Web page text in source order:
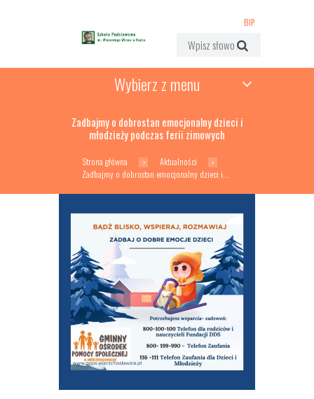
BIP
Wybierz z menu
Zadbajmy o dobrostan emocjonalny dzieci i
młodzieży podczas ferii zimowych
Strona główna
Aktualności
Zadbajmy o dobrostan emocjonalny dzieci i...